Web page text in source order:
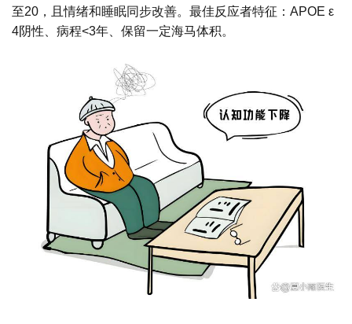
至20，且情绪和睡眠同步改善。最佳反应者特征：APOE ε
4阴性、病程<3年、保留一定海马体积。